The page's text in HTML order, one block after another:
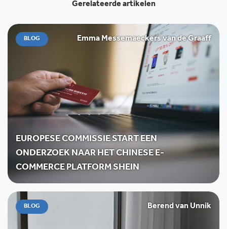
Gerelateerde artikelen
BLOG Emma Messemaeckers van de Graaff
EUROPESE COMMISSIE START EEN
ONDERZOEK NAAR HET CHINESE E-
COMMERCE PLATFORM SHEIN
BLOG Berend van Unnik